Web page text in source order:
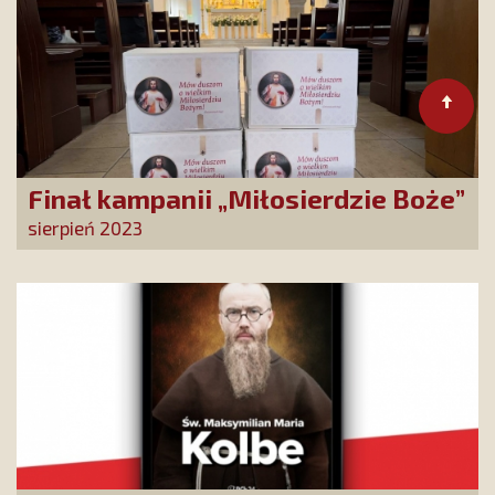
Finał kampanii „Miłosierdzie Boże”
sierpień 2023